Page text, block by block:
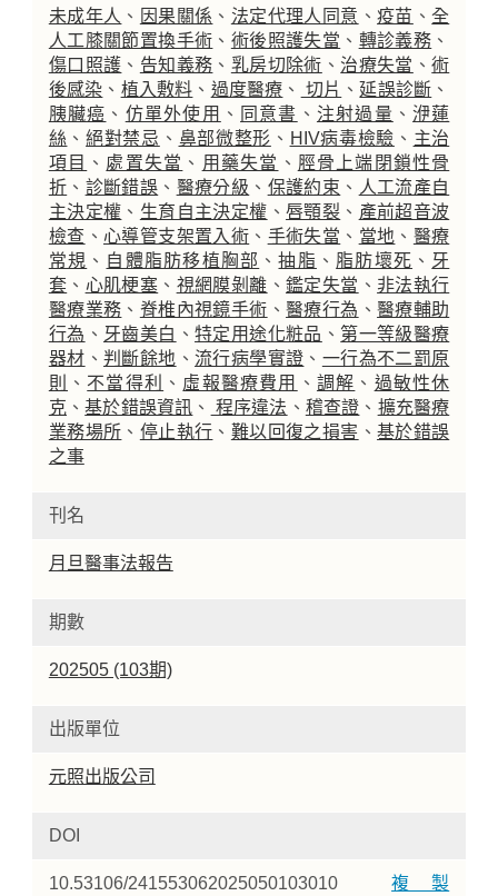
未成年人 、 因果關係 、 法定代理人同意 、疫苗 、全
人工膝關節置換手術 、 術後照護失當 、 轉診義務 、
傷口照護 、 告知義務 、 乳房切除術 、 治療失當 、術
後感染 、 植入敷料 、 過度醫療 、 切片 、 延誤診斷 、
胰臟癌 、 仿單外使用 、 同意書 、 注射過量 、洢蓮
絲 、絕對禁忌 、 鼻部微整形 、 HIV病毒檢驗 、 主治
項目 、 處置失當 、 用藥失當 、 脛骨上端閉鎖性骨
折 、 診斷錯誤 、 醫療分級 、 保護約束 、 人工流產自
主決定權 、 生育自主決定權 、唇顎裂 、 產前超音波
檢查 、 心導管支架置入術 、 手術失當 、 當地 、 醫療
常規 、 自體脂肪移植胸部 、抽脂 、 脂肪壞死 、 牙
套 、 心肌梗塞 、 視網膜剝離 、鑑定失當 、 非法執行
醫療業務 、 脊椎內視鏡手術 、醫療行為 、醫療輔助
行為 、 牙齒美白 、特定用途化粧品 、 第一等級醫療
器材 、判斷餘地 、流行病學實證 、 一行為不二罰原
則
、 不當得利 、 虛報醫療費用 、 調解 、 過敏性休
克 、基於錯誤資訊 、 程序違法 、 稽查證 、 擴充醫療
業務場所 、 停止執行 、 難以回復之損害 、基於錯誤
之事
刊名
月旦醫事法報告
期數
202505 (103期)
出版單位
元照出版公司
DOI
10.53106/241553062025050103010複製